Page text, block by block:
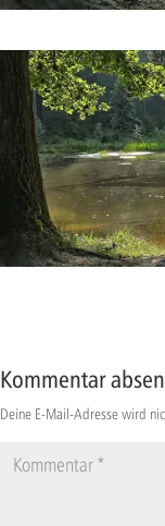
Kommentar
Deine E-Mail-Adresse wird